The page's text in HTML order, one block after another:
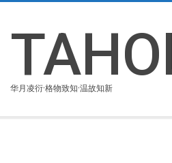
content
华月凌衍·格物致知·温故知新